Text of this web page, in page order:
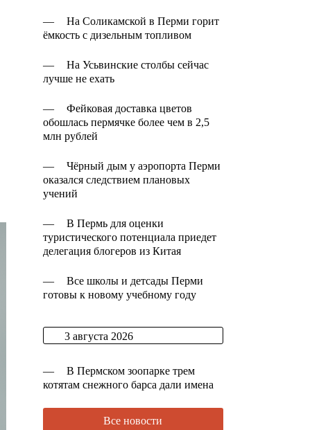
—
На Соликамской в Перми горит
ёмкость с дизельным топливом
—
На Усьвинские столбы сейчас
лучше не ехать
—
Фейковая доставка цветов
обошлась пермячке более чем в 2,5
млн рублей
—
Чёрный дым у аэропорта Перми
оказался следствием плановых
учений
—
В Пермь для оценки
туристического потенциала приедет
делегация блогеров из Китая
—
Все школы и детсады Перми
готовы к новому учебному году
3 августа 2026
—
В Пермском зоопарке трем
котятам снежного барса дали имена
Все новости